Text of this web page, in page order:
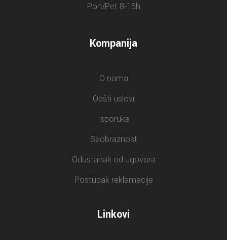
Pon/Pet 8-16h
Kompanija
O nama
Opšti uslovi
Isporuka
Saobraznost
Odustanak od ugovora
Postupak reklamacije
Linkovi